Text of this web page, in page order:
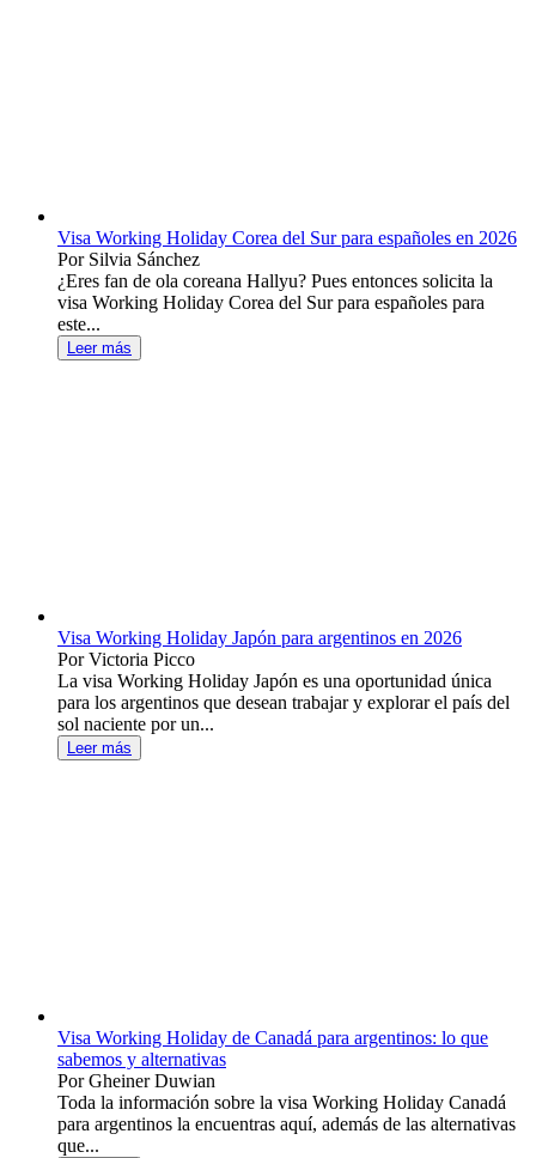
Visa Working Holiday Corea del Sur para españoles en 2026
Por Silvia Sánchez
¿Eres fan de ola coreana Hallyu? Pues entonces solicita la
visa Working Holiday Corea del Sur para españoles para
este...
Leer más
Visa Working Holiday Japón para argentinos en 2026
Por Victoria Picco
La visa Working Holiday Japón es una oportunidad única
para los argentinos que desean trabajar y explorar el país del
sol naciente por un...
Leer más
Visa Working Holiday de Canadá para argentinos: lo que
sabemos y alternativas
Por Gheiner Duwian
Toda la información sobre la visa Working Holiday Canadá
para argentinos la encuentras aquí, además de las alternativas
que...